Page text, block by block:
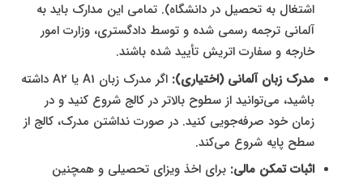
اشتغال به تحصیل در دانشگاه). تمامی این مدارک باید به
آلمانی ترجمه رسمی شده و توسط دادگستری، وزارت امور
خارجه و سفارت اتریش تأیید شده باشند.
مدرک زبان آلمانی (اختیاری):
اگر مدرک زبان A1 یا A2 داشته
باشید، می‌توانید از سطوح بالاتر در کالج شروع کنید و در
زمان خود صرفه‌جویی کنید. در صورت نداشتن مدرک، کالج از
سطح پایه شروع می‌کند.
اثبات تمکن مالی: برای اخذ ویزای تحصیلی و همچنین